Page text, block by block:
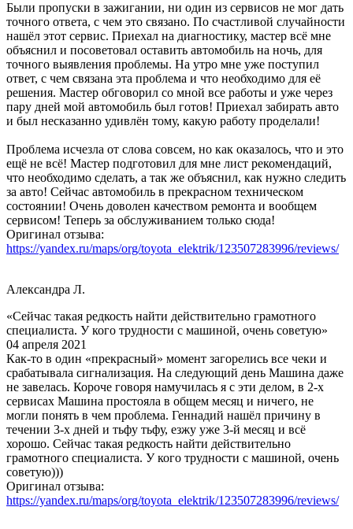
Были пропуски в зажигании, ни один из сервисов не мог дать
точного ответа, с чем это связано. По счастливой случайности
нашёл этот сервис. Приехал на диагностику, мастер всё мне
объяснил и посоветовал оставить автомобиль на ночь, для
точного выявления проблемы. На утро мне уже поступил
ответ, с чем связана эта проблема и что необходимо для её
решения. Мастер обговорил со мной все работы и уже через
пару дней мой автомобиль был готов! Приехал забирать авто
и был несказанно удивлён тому, какую работу проделали!
Проблема исчезла от слова совсем, но как оказалось, что и это
ещё не всё! Мастер подготовил для мне лист рекомендаций,
что необходимо сделать, а так же объяснил, как нужно следить
за авто! Сейчас автомобиль в прекрасном техническом
состоянии! Очень доволен качеством ремонта и вообщем
сервисом! Теперь за обслуживанием только сюда!
Оригинал отзыва:
https://yandex.ru/maps/org/toyota_elektrik/123507283996/reviews/
Александра Л.
«Сейчас такая редкость найти действительно грамотного
специалиста. У кого трудности с машиной, очень советую»
04 апреля 2021
Как-то в один «прекрасный» момент загорелись все чеки и
срабатывала сигнализация. На следующий день Машина даже
не завелась. Короче говоря намучилась я с эти делом, в 2-х
сервисах Машина простояла в общем месяц и ничего, не
могли понять в чем проблема. Геннадий нашёл причину в
течении 3-х дней и тьфу тьфу, езжу уже 3-й месяц и всё
хорошо. Сейчас такая редкость найти действительно
грамотного специалиста. У кого трудности с машиной, очень
советую)))
Оригинал отзыва:
https://yandex.ru/maps/org/toyota_elektrik/123507283996/reviews/